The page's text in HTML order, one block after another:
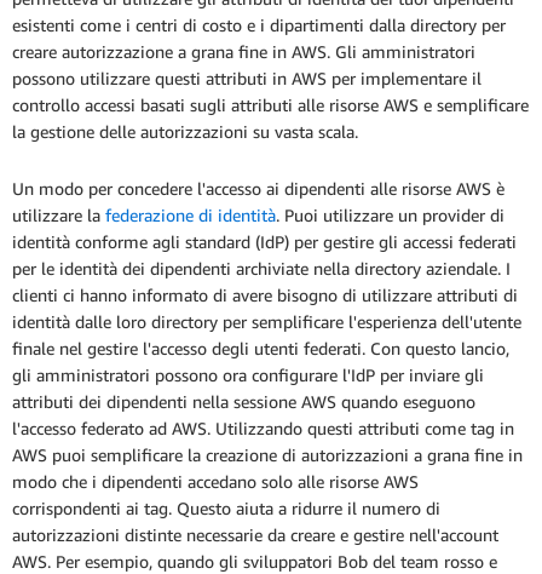
esistenti come i centri di costo e i dipartimenti dalla directory per
creare autorizzazione a grana fine in AWS. Gli amministratori
possono utilizzare questi attributi in AWS per implementare il
controllo accessi basati sugli attributi alle risorse AWS e semplificare
la gestione delle autorizzazioni su vasta scala.
Un modo per concedere l'accesso ai dipendenti alle risorse AWS è
utilizzare la federazione di identità. Puoi utilizzare un provider di
identità conforme agli standard (IdP) per gestire gli accessi federati
per le identità dei dipendenti archiviate nella directory aziendale. I
clienti ci hanno informato di avere bisogno di utilizzare attributi di
identità dalle loro directory per semplificare l'esperienza dell'utente
finale nel gestire l'accesso degli utenti federati. Con questo lancio,
gli amministratori possono ora configurare l'IdP per inviare gli
attributi dei dipendenti nella sessione AWS quando eseguono
l'accesso federato ad AWS. Utilizzando questi attributi come tag in
AWS puoi semplificare la creazione di autorizzazioni a grana fine in
modo che i dipendenti accedano solo alle risorse AWS
corrispondenti ai tag. Questo aiuta a ridurre il numero di
autorizzazioni distinte necessarie da creare e gestire nell'account
AWS. Per esempio, quando gli sviluppatori Bob del team rosso e